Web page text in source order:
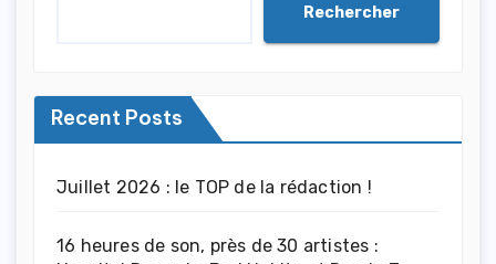
Rechercher
Recent Posts
Juillet 2026 : le TOP de la rédaction !
16 heures de son, près de 30 artistes :